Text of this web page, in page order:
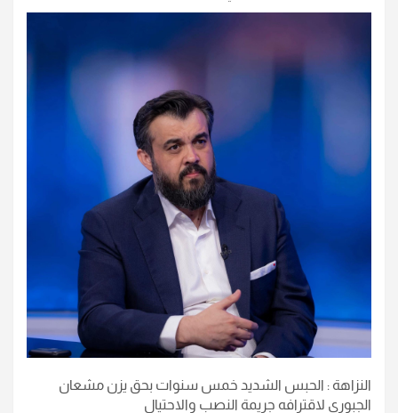
النزاهة : الحبس الشديد خمس سنوات بحق يزن مشعان
الجبوري لاقترافه جريمة النصب والاحتيال